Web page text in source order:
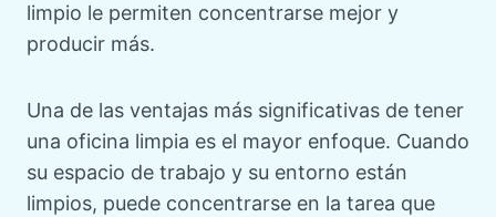
limpio le permiten concentrarse mejor y
producir más.
Una de las ventajas más significativas de tener
una oficina limpia es el mayor enfoque. Cuando
su espacio de trabajo y su entorno están
limpios, puede concentrarse en la tarea que